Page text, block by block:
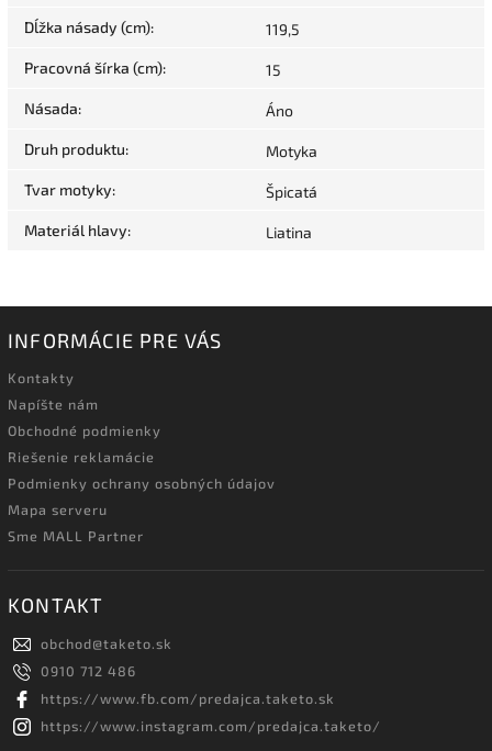
Dĺžka násady (cm): 119,5
Pracovná šírka (cm): 15
Násada: Áno
Druh produktu: Motyka
Tvar motyky: Špicatá
Materiál hlavy: Liatina
INFORMÁCIE PRE VÁS
Kontakty
Napíšte nám
Obchodné podmienky
Riešenie reklamácie
Podmienky ochrany osobných údajov
Mapa serveru
Sme MALL Partner
KONTAKT
obchod@taketo.sk
0910 712 486
https://www.fb.com/predajca.taketo.sk
https://www.instagram.com/predajca.taketo/